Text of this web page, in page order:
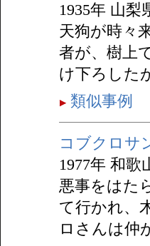
1935年 山梨
天狗が時々
者が、樹上
け下ろした
類似事例
コブクロサ
1977年 和歌
悪事をはた
て行かれ、
ロさんは仲